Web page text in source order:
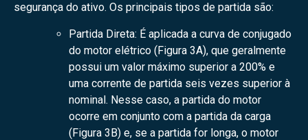
segurança do ativo. Os principais tipos de partida são:
Partida Direta: É aplicada a curva de conjugado
do motor elétrico (Figura 3A), que geralmente
possui um valor máximo superior a 200% e
uma corrente de partida seis vezes superior à
nominal. Nesse caso, a partida do motor
ocorre em conjunto com a partida da carga
(Figura 3B) e, se a partida for longa, o motor